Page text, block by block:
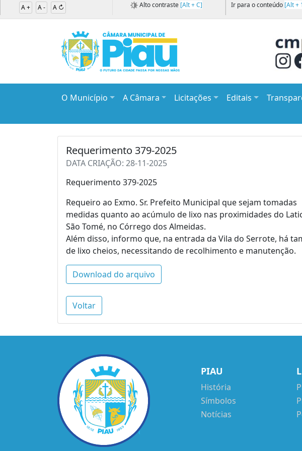
A + A - A ↻ Alto contraste [Alt + C] Ir para o conteúdo [Alt +
O Município A Câmara Licitações Editais
Requerimento 379-2025
DATA CRIAÇÃO: 28-11-2025
Requerimento 379-2025
Requeiro ao Exmo. Sr. Prefeito Municipal que sejam tomadas
medidas quanto ao acúmulo de lixo nas proximidades do
São Tomé, no Córrego dos Almeidas.
Além disso, informo que, na entrada da Vila do Serrote, há
de lixo cheios, necessitando de recolhimento e manutenção.
Download do arquivo
Voltar
PIAU
História
Símbolos
Notícias